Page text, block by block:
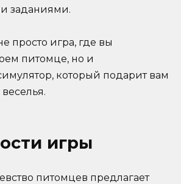
заданиями.
просто игра, где вы
питомце, но и
который подарит вам
игры
питомцев предлагает